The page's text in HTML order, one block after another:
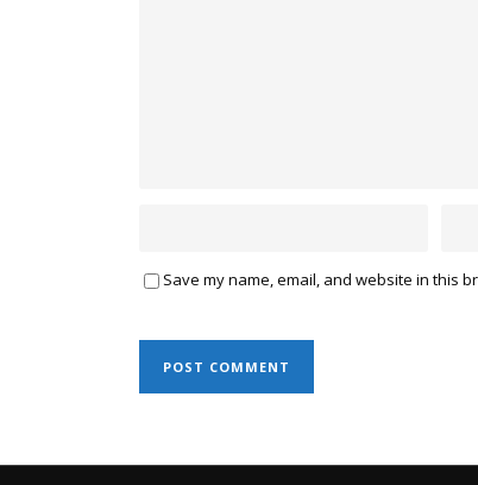
Save my name, email, and website in this